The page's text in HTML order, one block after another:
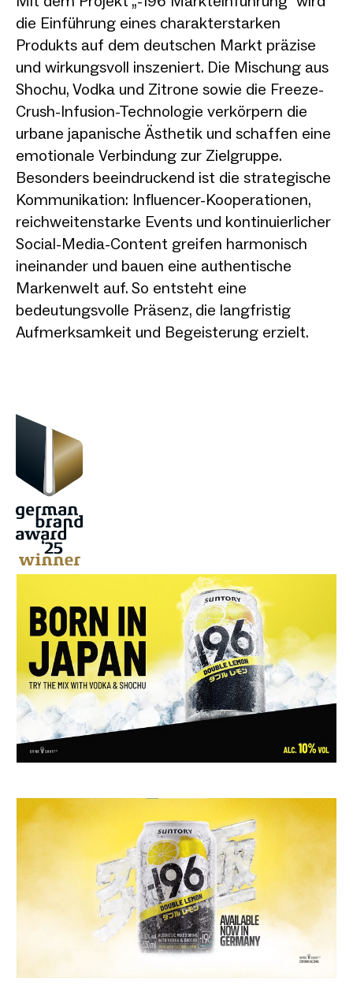
die Einführung eines charakterstarken
Produkts auf dem deutschen Markt präzise
und wirkungsvoll inszeniert. Die Mischung aus
Shochu, Vodka und Zitrone sowie die Freeze-
Crush-Infusion-Technologie verkörpern die
urbane japanische Ästhetik und schaffen eine
emotionale Verbindung zur Zielgruppe.
Besonders beeindruckend ist die strategische
Kommunikation: Influencer-Kooperationen,
reichweitenstarke Events und kontinuierlicher
Social-Media-Content greifen harmonisch
ineinander und bauen eine authentische
Markenwelt auf. So entsteht eine
bedeutungsvolle Präsenz, die langfristig
Aufmerksamkeit und Begeisterung erzielt.